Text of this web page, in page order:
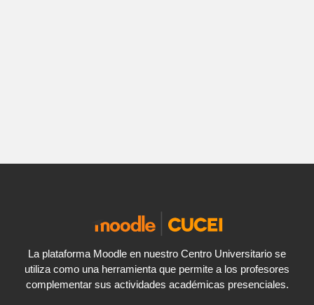
La plataforma Moodle en nuestro Centro Universitario se
utiliza como una herramienta que permite a los profesores
complementar sus actividades académicas presenciales.